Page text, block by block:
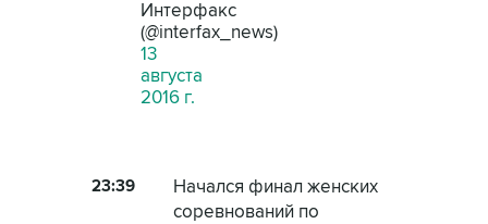
Интерфакс
(@interfax_news)
13
августа
2016 г.
23:39
Начался финал женских
соревнований по